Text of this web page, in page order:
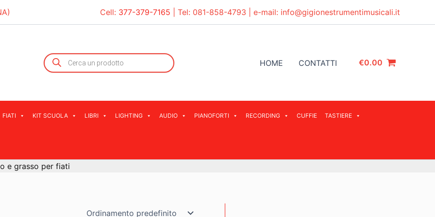
Cell: 377-379-7165 | Tel: 081-858-4793 | e-mail: info@gigionestrumentimusicali.it
Products
search
HOME CONTATTI €0.00
FIATI KIT SCUOLA LIBRI LIGHTING AUDIO PIANOFORTI RECORDING CUFFIE TASTIERE
e grasso per fiati